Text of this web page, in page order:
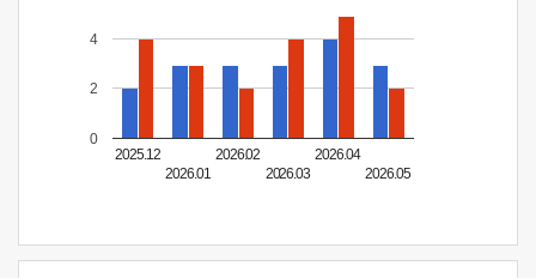
2025.12
2026.01
2026.02
2026.03
2026.04
2026.05
0
2
4